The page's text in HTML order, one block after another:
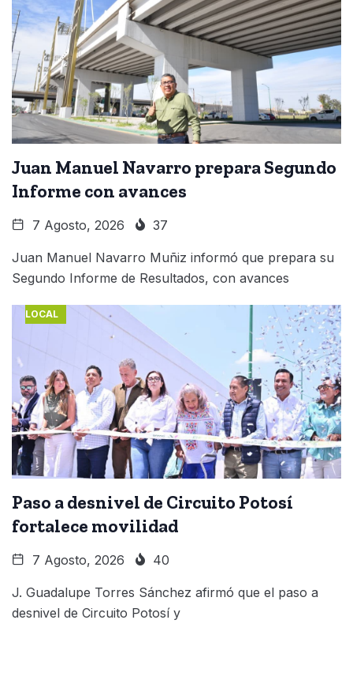
Juan Manuel Navarro prepara Segundo
Informe con avances
7 Agosto, 2026 37
Juan Manuel Navarro Muñiz informó que prepara su
Segundo Informe de Resultados, con avances
LOCAL
Paso a desnivel de Circuito Potosí
fortalece movilidad
7 Agosto, 2026 40
J. Guadalupe Torres Sánchez afirmó que el paso a
desnivel de Circuito Potosí y